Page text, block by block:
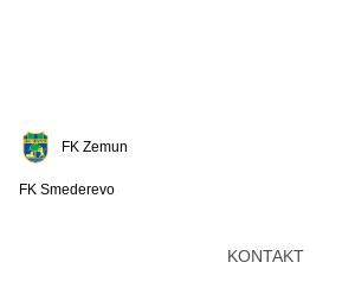
FK Zemun
FK Smederevo
KONTAKT